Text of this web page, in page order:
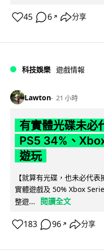
45 6 ↗ 分享
科技娛樂 遊戲情報
Lawton 21 小時
有實體光碟未必
PS5 34%、
遊玩
【就算有光碟，也未必代
實體遊戲及 50% Xbox
整遊...
閱讀全文
183 96 ↗ 分享